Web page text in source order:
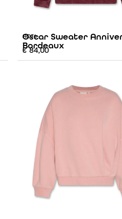
AO76
Oscar Sweater
Bordeaux
€84,00